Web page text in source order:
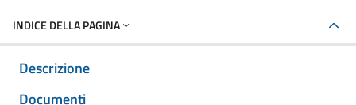
INDICE DELLA PAGINA
Descrizione
Documenti